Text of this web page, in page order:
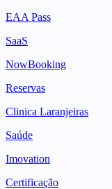
EAA Pass
SaaS
NowBooking
Reservas
Clinica Laranjeiras
Saúde
Imovation
Certificação